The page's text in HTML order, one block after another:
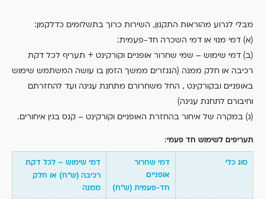
מבלי לגרוע מהוראות התקנון, השירות כרוך בתשלומים כדלקמן:
(א) דמי מנוי או דמי השכרה חד-פעמית;
(ב) דמי שימוש – שמי שחרור אופניים וקורקינט + תעריף לכל דקת
רכיבה או חלק ממנה (הנגזרים ממשך הזמן בו עושה המשתמש שימוש
באופניים ובקורקינט , החל משחרורם מתחנת עגינה ועד להחזרתם
וחיבורם לתחנת עגינה)
(ג) במקרה של איחור בהחזרת האופניים וקורקינט – קנס בגין איחורים.
תעריפים לשימוש חד פעמי:
סוג כלי
דמי שחרור
אופניים
חד-פעמית (ש”ח)
דמי שימוש – לכל דקת
רכיבה (ש”ח) או חלק
ממנה